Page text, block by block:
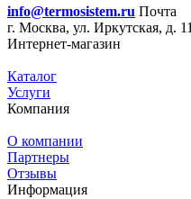
info@termosistem.ru Почта
г. Москва, ул. Иркутская, д.
Интернет-магазин
Каталог
Услуги
Компания
О компании
Партнеры
Отзывы
Информация